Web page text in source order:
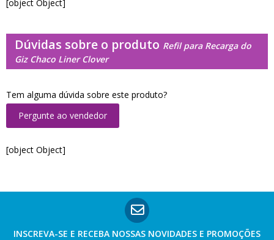
[object Object]
Dúvidas sobre o produto Refil para Recarga do
Giz Chaco Liner Clover
Tem alguma dúvida sobre este produto?
Pergunte ao vendedor
[object Object]
INSCREVA-SE E RECEBA NOSSAS NOVIDADES E PROMOÇÕES